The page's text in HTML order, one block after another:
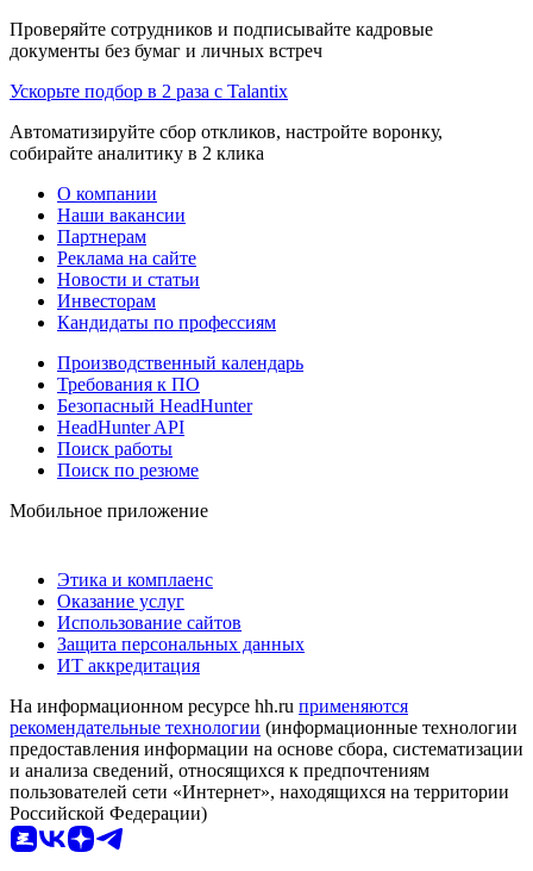
Проверяйте сотрудников и подписывайте кадровые
документы без бумаг и личных встреч
Ускорьте подбор в 2 раза с Talantix
Автоматизируйте сбор откликов, настройте воронку,
собирайте аналитику в 2 клика
О компании
Наши вакансии
Партнерам
Реклама на сайте
Новости и статьи
Инвесторам
Кандидаты по профессиям
Производственный календарь
Требования к ПО
Безопасный HeadHunter
HeadHunter API
Поиск работы
Поиск по резюме
Мобильное приложение
Этика и комплаенс
Оказание услуг
Использование сайтов
Защита персональных данных
ИТ аккредитация
На информационном ресурсе hh.ru применяются
рекомендательные технологии (информационные технологии
предоставления информации на основе сбора, систематизации
и анализа сведений, относящихся к предпочтениям
пользователей сети «Интернет», находящихся на территории
Российской Федерации)